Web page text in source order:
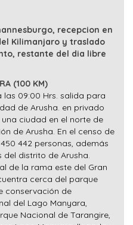
recepcion en
Kilimanjaro y traslado
restante del dia libre
(100 KM)
09:00 Hrs. salida para
de Arusha. en privado
ciudad en el norte de
de Arusha. En el censo de
442 personas, además
del distrito de Arusha.
de la rama este del Gran
cerca del parque
conservación de
del Lago Manyara,
Nacional de Tarangire,